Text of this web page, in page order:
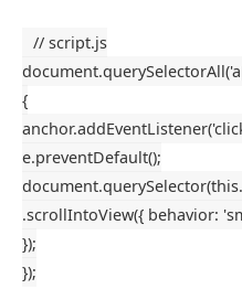
// script.js
document.querySelectorAll(
{
anchor.addEventListener(
e.preventDefault();
document.querySelector(this.
.scrollIntoView({ behavior:
});
});